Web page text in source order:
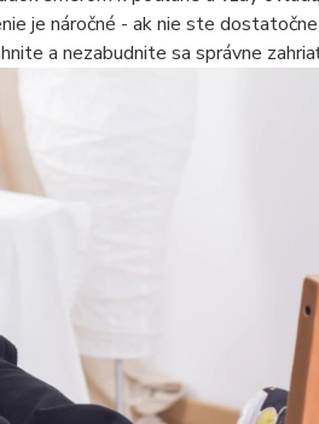
je náročné - ak nie ste
a nezabudnite sa správne